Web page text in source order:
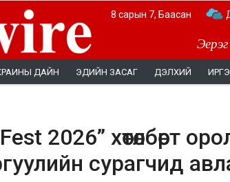
8 сарын 7, Баасан
ДАЙН ЭДИЙН ЗАСАГ ДЭЛХИЙ
2026” хөтөлбөрт
сурагчид